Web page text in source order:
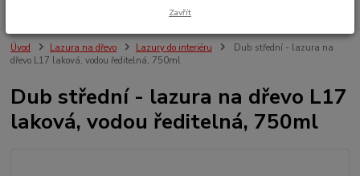
Úvod Lazura na dřevo Lazury do interiéru
Dub střední - lazura na
dřevo L17 laková, vodou ředitelná, 750ml
Dub střední - lazura na dřevo L17
laková, vodou ředitelná, 750ml
Zavřít